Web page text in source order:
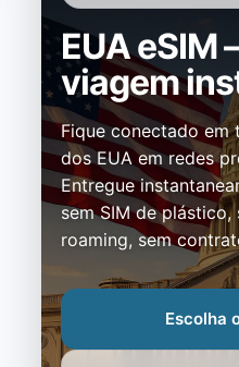
EUA eSIM
viagem
Fique conectado em
dos EUA em redes
Entregue
sem SIM de plástico,
roaming, sem
Escolha